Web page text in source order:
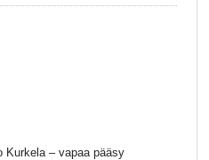
Kurkela – vapaa pääsy